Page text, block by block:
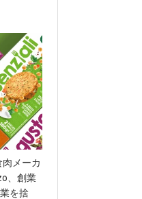
メーカ
、創業
を捨